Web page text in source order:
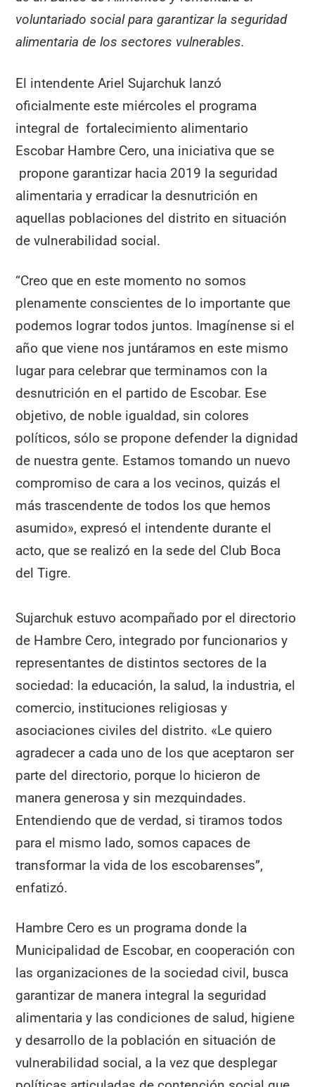
voluntariado social para garantizar la seguridad
alimentaria de los sectores vulnerables.
El intendente Ariel Sujarchuk lanzó
oficialmente este miércoles el programa
integral de fortalecimiento alimentario
Escobar Hambre Cero, una iniciativa que se
propone garantizar hacia 2019 la seguridad
alimentaria y erradicar la desnutrición en
aquellas poblaciones del distrito en situación
de vulnerabilidad social.
“Creo que en este momento no somos
plenamente conscientes de lo importante que
podemos lograr todos juntos. Imagínense si el
año que viene nos juntáramos en este mismo
lugar para celebrar que terminamos con la
desnutrición en el partido de Escobar. Ese
objetivo, de noble igualdad, sin colores
políticos, sólo se propone defender la dignidad
de nuestra gente. Estamos tomando un nuevo
compromiso de cara a los vecinos, quizás el
más trascendente de todos los que hemos
asumido», expresó el intendente durante el
acto, que se realizó en la sede del Club Boca
del Tigre.
Sujarchuk estuvo acompañado por el directorio
de Hambre Cero, integrado por funcionarios y
representantes de distintos sectores de la
sociedad: la educación, la salud, la industria, el
comercio, instituciones religiosas y
asociaciones civiles del distrito. «Le quiero
agradecer a cada uno de los que aceptaron ser
parte del directorio, porque lo hicieron de
manera generosa y sin mezquindades.
Entendiendo que de verdad, si tiramos todos
para el mismo lado, somos capaces de
transformar la vida de los escobarenses”,
enfatizó.
Hambre Cero es un programa donde la
Municipalidad de Escobar, en cooperación con
las organizaciones de la sociedad civil, busca
garantizar de manera integral la seguridad
alimentaria y las condiciones de salud, higiene
y desarrollo de la población en situación de
vulnerabilidad social, a la vez que desplegar